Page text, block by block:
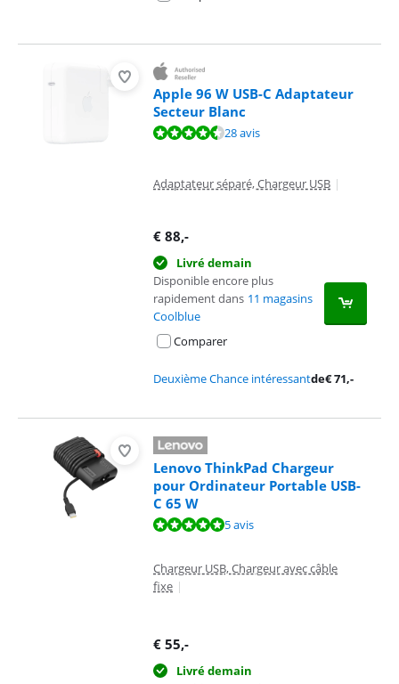
Apple 96 W USB-C Adaptateur
Secteur Blanc
La note est de 8,7 sur 10, basée sur 28 avis.28 avis
Adaptateur séparé, Chargeur USB |
€ 88,-
Livré demain
Disponible encore plus
rapidement dans 11 magasins
Coolblue
Comparer
Deuxième Chance intéressantde€71,-
Lenovo ThinkPad Chargeur
pour Ordinateur Portable USB-
C 65 W
La note est de 9,5 sur 10, basée sur 5 avis.5 avis
Chargeur USB, Chargeur avec câble
fixe |
€ 55,-
Livré demain